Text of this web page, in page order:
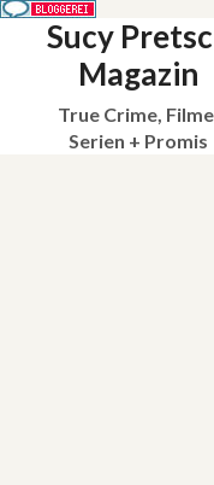
Sucy
Magazin
True Crime,
Serien + Promis